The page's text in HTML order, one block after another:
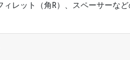
レット（角R）、スペーサーな